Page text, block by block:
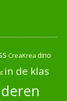
CreaKrea dino
in de klas